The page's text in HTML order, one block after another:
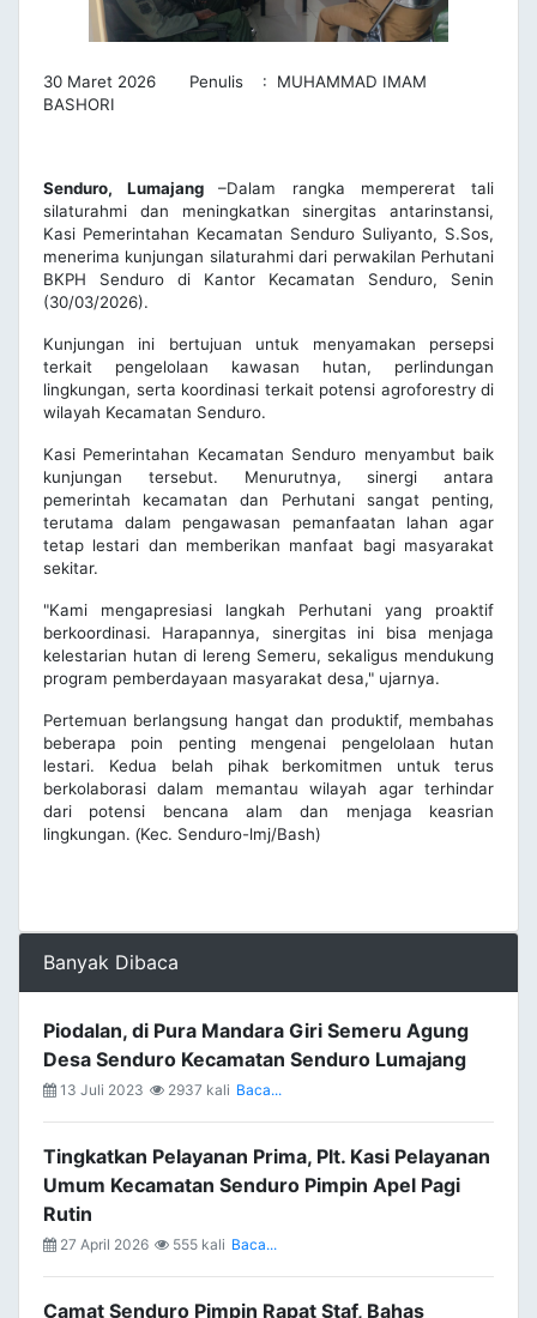
30 Maret 2026 Penulis : MUHAMMAD IMAM
BASHORI
Senduro, Lumajang–Dalam rangka mempererat tali
silaturahmi dan meningkatkan sinergitas antarinstansi,
Kasi Pemerintahan Kecamatan Senduro Suliyanto, S.Sos,
menerima kunjungan silaturahmi dari perwakilan Perhutani
BKPH Senduro di Kantor Kecamatan Senduro, Senin
(30/03/2026).
Kunjungan ini bertujuan untuk menyamakan persepsi
terkait pengelolaan kawasan hutan, perlindungan
lingkungan, serta koordinasi terkait potensi agroforestry di
wilayah Kecamatan Senduro.
Kasi Pemerintahan Kecamatan Senduro menyambut baik
kunjungan tersebut. Menurutnya, sinergi antara
pemerintah kecamatan dan Perhutani sangat penting,
terutama dalam pengawasan pemanfaatan lahan agar
tetap lestari dan memberikan manfaat bagi masyarakat
sekitar.
"Kami mengapresiasi langkah Perhutani yang proaktif
berkoordinasi. Harapannya, sinergitas ini bisa menjaga
kelestarian hutan di lereng Semeru, sekaligus mendukung
program pemberdayaan masyarakat desa," ujarnya.
Pertemuan berlangsung hangat dan produktif, membahas
beberapa poin penting mengenai pengelolaan hutan
lestari. Kedua belah pihak berkomitmen untuk terus
berkolaborasi dalam memantau wilayah agar terhindar
dari potensi bencana alam dan menjaga keasrian
lingkungan. (Kec. Senduro-lmj/Bash)
Banyak Dibaca
Piodalan, di Pura Mandara Giri Semeru Agung
Desa Senduro Kecamatan Senduro Lumajang
13 Juli 2023 2937 kali Baca...
Tingkatkan Pelayanan Prima, Plt. Kasi Pelayanan
Umum Kecamatan Senduro Pimpin Apel Pagi
Rutin
27 April 2026 555 kali Baca...
Camat Senduro Pimpin Rapat Staf, Bahas